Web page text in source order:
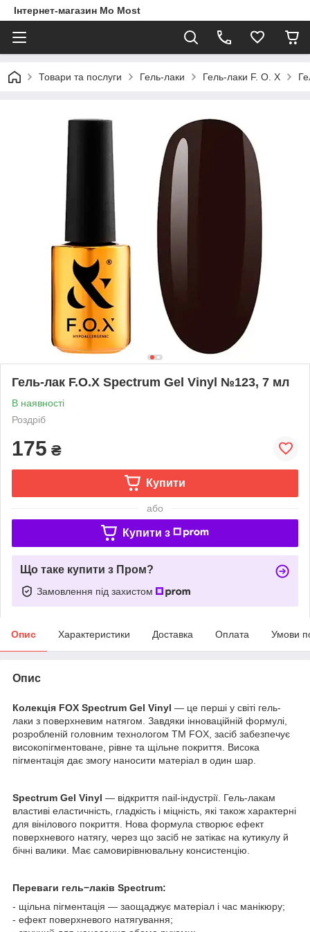
Інтернет-магазин Mo Most
Товари та послуги Гель-лаки Гель-лаки F. O. X
Гель-лак F.O.X Spectrum Gel Vinyl №123, 7 мл
В наявності
Роздріб
175 ₴
Купити
або
Купити з
Що таке купити з Пром?
Замовлення під захистом
Опис Характеристики Доставка Оплата Умови
Опис
Колекція FOX Spectrum Gel Vinyl — це перші у світі гель-
лаки з поверхневим натягом. Завдяки інноваційній формулі,
розробленій головним технологом ТМ FOX, засіб забезпечує
високопігментоване, рівне та щільне покриття. Висока
пігментація дає змогу наносити матеріал в один шар.
Spectrum Gel Vinyl — відкриття nail-індустрії. Гель-лакам
властиві еластичність, гладкість і міцність, які також характерні
для вінілового покриття. Нова формула створює ефект
поверхневого натягу, через що засіб не затікає на кутикулу й
бічні валики. Має самовирівнювальну консистенцію.
Переваги гель−лаків Spectrum:
- щільна пігментація — заощаджує матеріал і час манікюру;
- ефект поверхневого натягування;